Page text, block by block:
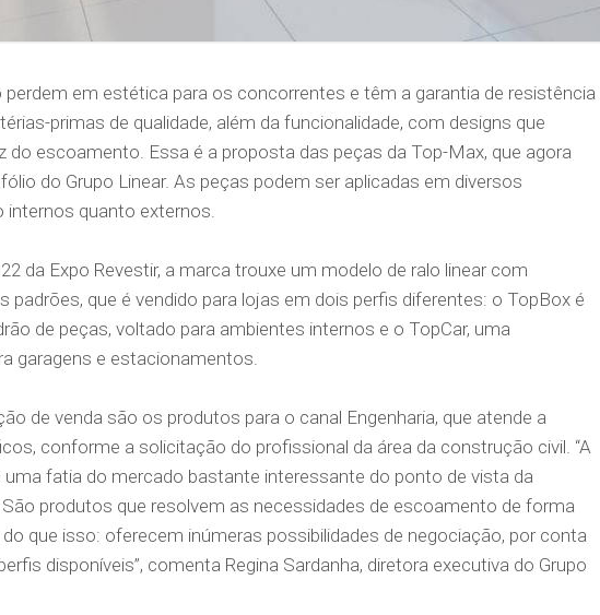
perdem em estética para os concorrentes e têm a garantia de resistência
primas de qualidade, além da funcionalidade, com designs que
do escoamento. Essa é a proposta das peças da Top-Max, que agora
do Grupo Linear. As peças podem ser aplicadas em diversos
internos quanto externos.
da Expo Revestir, a marca trouxe um modelo de ralo linear com
padrões, que é vendido para lojas em dois perfis diferentes: o TopBox é
de peças, voltado para ambientes internos e o TopCar, uma
garagens e estacionamentos.
de venda são os produtos para o canal Engenharia, que atende a
conforme a solicitação do profissional da área da construção civil. “A
uma fatia do mercado bastante interessante do ponto de vista da
produtos que resolvem as necessidades de escoamento de forma
que isso: oferecem inúmeras possibilidades de negociação, por conta
disponíveis”, comenta Regina Sardanha, diretora executiva do Grupo